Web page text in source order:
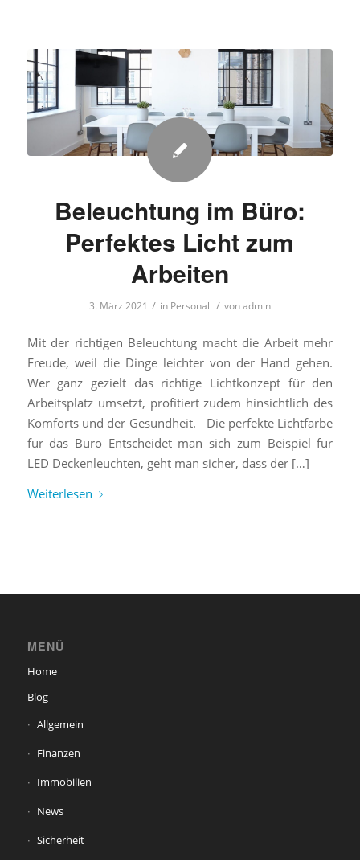
Beleuchtung im Büro:
Perfektes Licht zum
Arbeiten
3. März 2021 / in Personal / vonadmin
Mit der richtigen Beleuchtung macht die Arbeit mehr
Freude, weil die Dinge leichter von der Hand gehen.
Wer ganz gezielt das richtige Lichtkonzept für den
Arbeitsplatz umsetzt, profitiert zudem hinsichtlich des
Komforts und der Gesundheit. Die perfekte Lichtfarbe
für das Büro Entscheidet man sich zum Beispiel für
LED Deckenleuchten, geht man sicher, dass der […]
Weiterlesen
MENÜ
Home
Blog
Allgemein
Finanzen
Immobilien
News
Sicherheit